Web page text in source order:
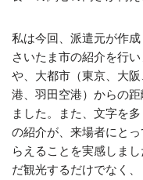
私は今回、派遣元が作成
さいたま市の紹介を行
や、大都市（東京、大
港、羽田空港）からの
ました。また、文字を
の紹介が、来場者にと
らえることを実感しま
だ観光するだけでなく